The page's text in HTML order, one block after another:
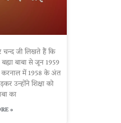
चन्द जी लिखते हैं कि
बाबा से जून 1959
में 1958 के अंत
उन्होंने शिक्षा को
का
»